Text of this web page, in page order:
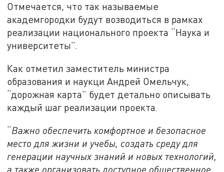
Отмечается, что так называемые
академгородки будут возводиться в рамках
реализации национального проекта “Наука и
университеты”.
Как отметил заместитель министра
образования и наукци Андрей Омельчук,
“дорожная карта” будет детально описывать
каждый шаг реализации проекта.
“Важно обеспечить комфортное и безопасное
место для жизни и учебы, создать среду для
генерации научных знаний и новых технологий,
а также организовать доступное общественное